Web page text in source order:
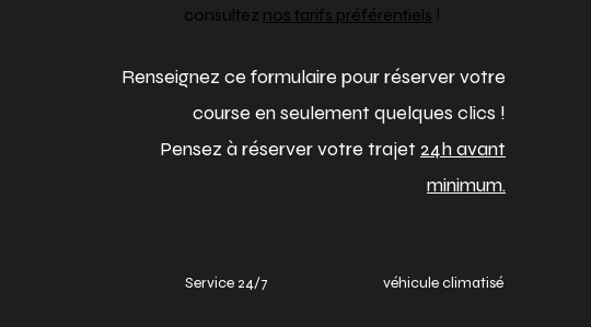
consultez nos tarifs préférentiels !
Renseignez ce formulaire pour réserver votre
course en seulement quelques clics !
Pensez à réserver votre trajet 24h avant
minimum.
Service 24/7 véhicule climatisé